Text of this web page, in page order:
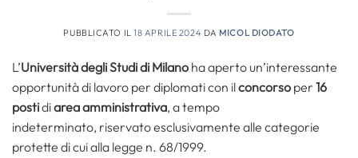
PUBBLICATO IL18 APRILE 2024 DA MICOL DIODATO
L’Università degli Studi di Milano ha aperto un’interessante
opportunità di lavoro per diplomati con ilconcorso per 16
postidiarea amministrativa, a tempo
indeterminato, riservato esclusivamente alle categorie
protette di cui alla legge n. 68/1999.